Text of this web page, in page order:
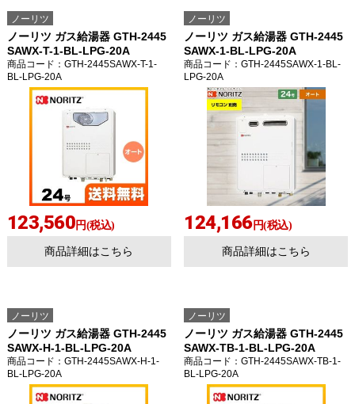
ノーリツ
ノーリツ ガス給湯器 GTH-2445
SAWX-T-1-BL-LPG-20A
商品コード ：GTH-2445SAWX-T-1-
BL-LPG-20A
123,560円(税込)
商品詳細はこちら
ノーリツ
ノーリツ ガス給湯器 GTH-2445
SAWX-1-BL-LPG-20A
商品コード ：GTH-2445SAWX-1-BL-
LPG-20A
124,166円(税込)
商品詳細はこちら
ノーリツ
ノーリツ ガス給湯器 GTH-2445
SAWX-H-1-BL-LPG-20A
商品コード ：GTH-2445SAWX-H-1-
BL-LPG-20A
ノーリツ
ノーリツ ガス給湯器 GTH-2445
SAWX-TB-1-BL-LPG-20A
商品コード ：GTH-2445SAWX-TB-1-
BL-LPG-20A